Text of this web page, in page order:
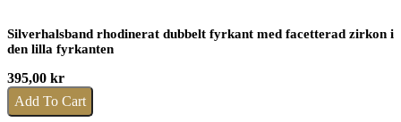
Silverhalsband rhodinerat dubbelt fyrkant med facetterad zirkon i
den lilla fyrkanten
395,00 kr
Add To Cart